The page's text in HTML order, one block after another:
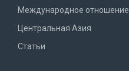
Международное отношение
Центральная Азия
Статьи